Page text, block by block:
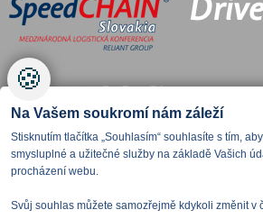
🍪
Na Vašem soukromí nám záleží
Stisknutím tlačítka „Souhlasím“ souhlasíte s tím,
smysluplné a užitečné služby na základě Vašich
procházení webu.
Svůj souhlas můžete samozřejmě kdykoli změnit v